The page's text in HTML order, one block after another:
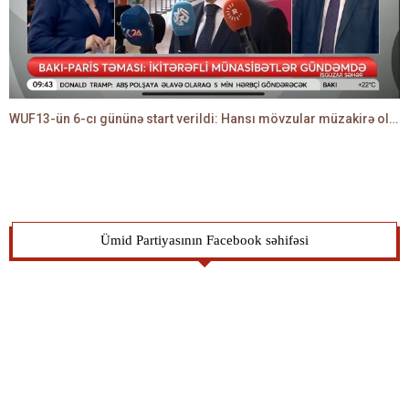
WUF13-ün 6-cı gününə start verildi: Hansı mövzular müzakirə olunacaq? -TALEH ƏLİYEV danışır
Ümid Partiyasının Facebook səhifəsi